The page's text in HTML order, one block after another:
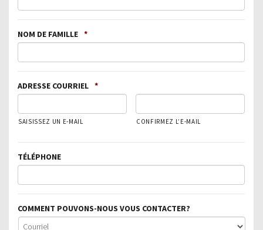
NOM DE FAMILLE *
ADRESSE COURRIEL *
SAISISSEZ UN E-MAIL CONFIRMEZ L’E-MAIL
TÉLÉPHONE
COMMENT POUVONS-NOUS VOUS CONTACTER?